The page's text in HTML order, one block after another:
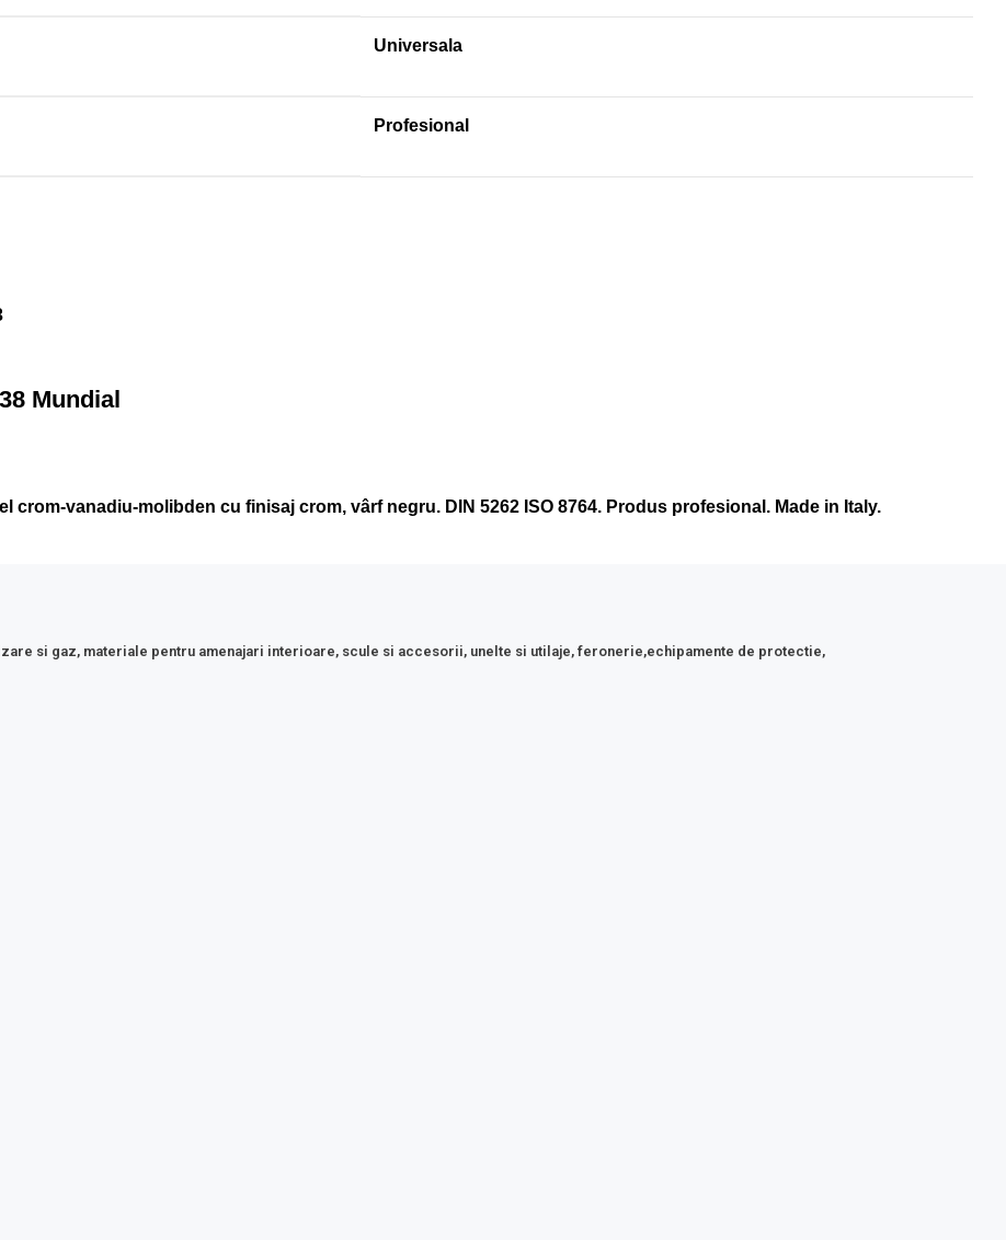
Universala
Profesional
Mundial
crom-vanadiu-molibden cu finisaj crom, vârf negru. DIN 5262 ISO 8764. Produs profesional. Made in Italy.
si gaz, materiale pentru amenajari interioare, scule si accesorii, unelte si utilaje, feronerie,echipamente de protectie,